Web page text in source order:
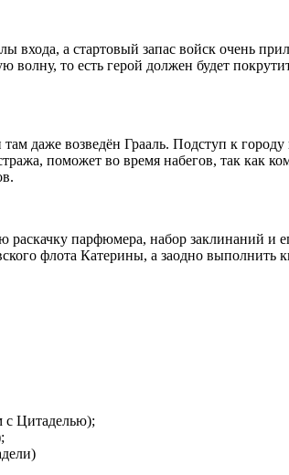
входа, а стартовый запас войск очень
то есть герой должен будет
даже возведён Грааль. Подступ к городу
поможет во время набегов, так как
парфюмера, набор заклинаний и
флота Катерины, а заодно выполнить
с Цитаделью);